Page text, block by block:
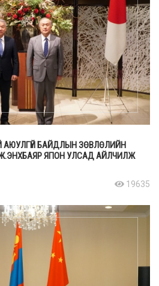
АЮУЛГҮЙ БАЙДЛЫН ЗӨВЛӨЛИЙН
ЯПОН УЛСАД АЙЛЧИЛЖ
19635